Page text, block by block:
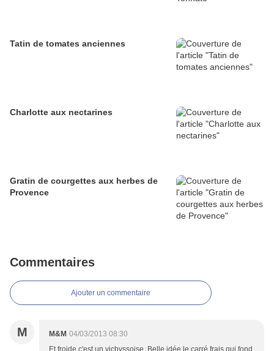
Tatin de tomates anciennes
Charlotte aux nectarines
Gratin de courgettes aux herbes de
Provence
Commentaires
Ajouter un commentaire
M M&M 04/03/2013 08:30
Et froide c'est un vichyssoise. Belle idée le carré frais qui fond